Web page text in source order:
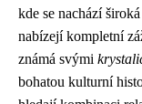
kde se nachází
nabízejí kompletní
známá svými
bohatou kulturní